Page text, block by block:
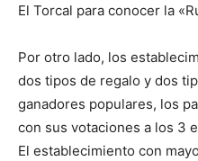
El Torcal para conocer la
Por otro lado, los
dos tipos de regalo y dos
ganadores populares, los
con sus votaciones a los 3
El establecimiento con